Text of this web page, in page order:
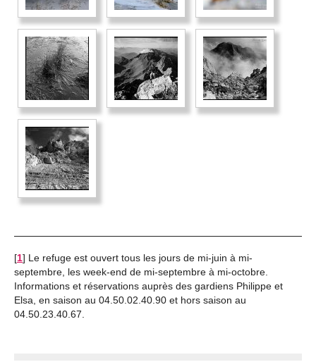
[1]
Le refuge est ouvert tous les jours de mi-juin à mi-
septembre, les week-end de mi-septembre à mi-octobre.
Informations et réservations auprès des gardiens Philippe et
Elsa, en saison au 04.50.02.40.90 et hors saison au
04.50.23.40.67.